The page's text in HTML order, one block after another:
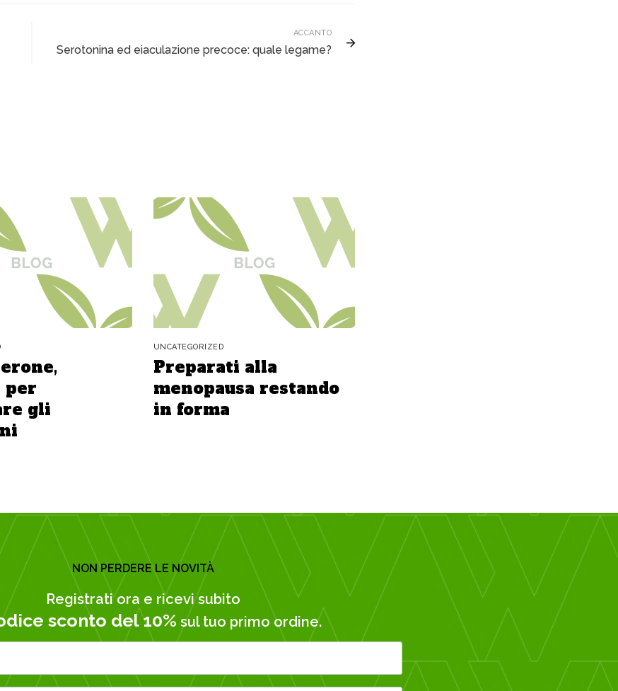
ACCANTO
Serotonina ed eiaculazione precoce: quale legame?
per
gli
UNCATEGORIZED
Preparati alla
menopausa restando
in forma
NON PERDERE LE NOVITÀ
Registrati ora e ricevi subito
sconto del 10% sul tuo primo ordine.